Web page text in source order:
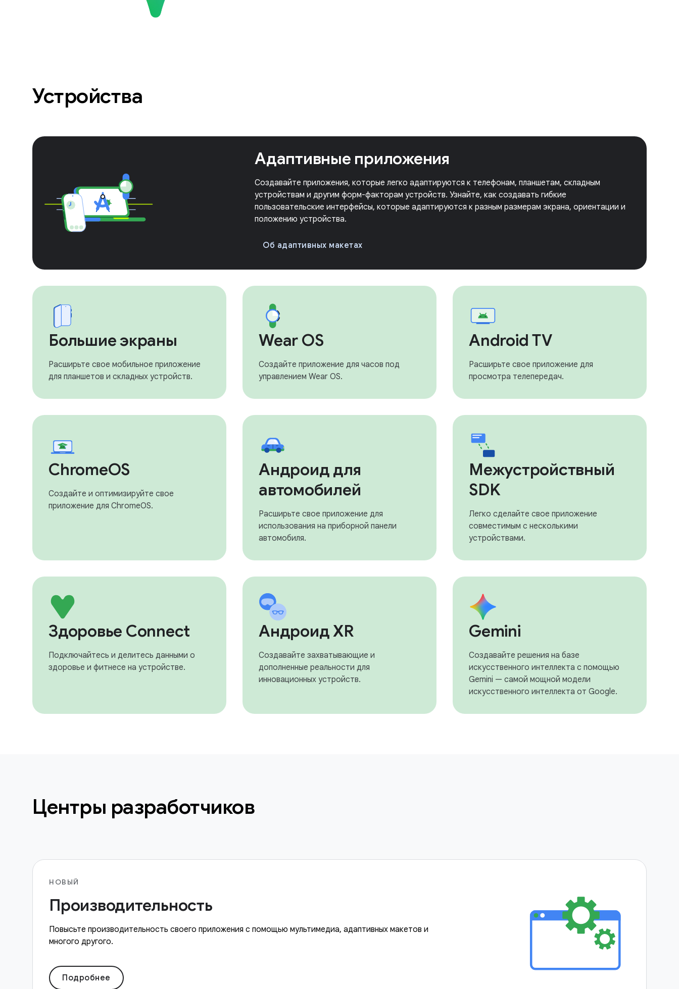
Устройства
Адаптивные приложения
Создавайте приложения, которые легко адаптируются к телефонам, планшетам, складным
устройствам и другим форм-факторам устройств. Узнайте, как создавать гибкие
пользовательские интерфейсы, которые адаптируются к разным размерам экрана, ориентации и
положению устройства.
Об адаптивных макетах
Большие экраны
Расширьте свое мобильное приложение
для планшетов и складных устройств.
Wear OS
Создайте приложение для часов под
управлением Wear OS.
Android TV
Расширьте свое приложение для
просмотра телепередач.
ChromeOS
Создайте и оптимизируйте свое
приложение для ChromeOS.
Андроид для
автомобилей
Расширьте свое приложение для
использования на приборной панели
автомобиля.
Межустройствный
SDK
Легко сделайте свое приложение
совместимым с несколькими
устройствами.
Здоровье Connect
Подключайтесь и делитесь данными о
здоровье и фитнесе на устройстве.
Андроид XR
Создавайте захватывающие и
дополненные реальности для
инновационных устройств.
Gemini
Создавайте решения на базе
искусственного интеллекта с помощью
Gemini — самой мощной модели
искусственного интеллекта от Google.
Центры разработчиков
НОВЫЙ
Производительность
Повысьте производительность своего приложения с помощью мультимедиа, адаптивных макетов и
многого другого.
Подробнее